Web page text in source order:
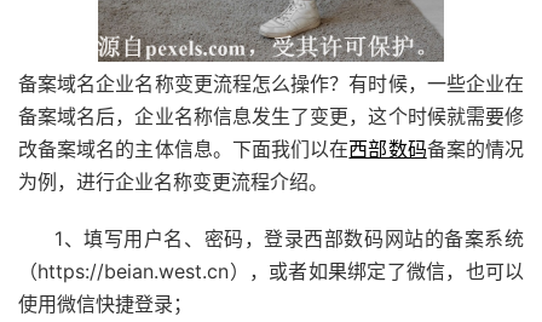
备案域名企业名称变更流程怎么操作？有时候，一些企业在
备案域名后，企业名称信息发生了变更，这个时候就需要修
改备案域名的主体信息。下面我们以在西部数码备案的情况
为例，进行企业名称变更流程介绍。
1、填写用户名、密码，登录西部数码网站的备案系统
（https://beian.west.cn），或者如果绑定了微信，也可以
使用微信快捷登录；